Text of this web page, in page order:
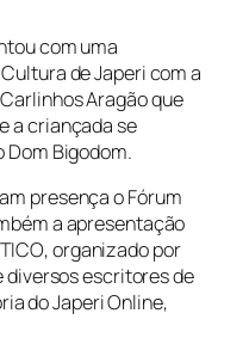
com uma
de Japeri com a
Aragão que
a criançada se
Bigodom.
presença o Fórum
a apresentação
, organizado por
diversos escritores de
do Japeri Online,